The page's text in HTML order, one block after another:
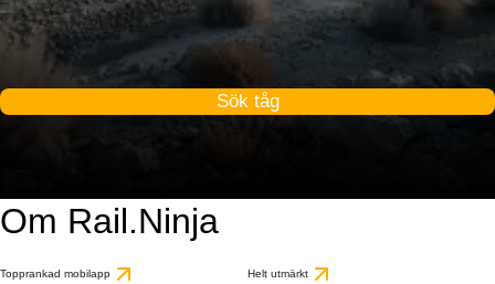
Sök tåg
Om Rail.Ninja
Topprankad mobilapp Helt utmärkt